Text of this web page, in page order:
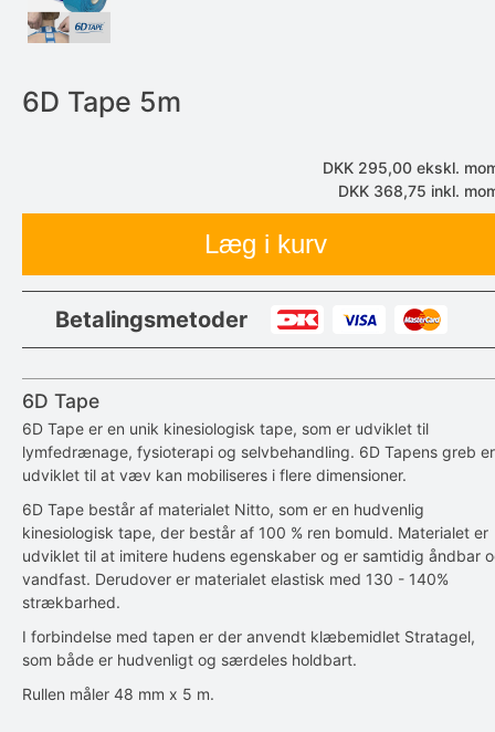
6D Tape 5m
DKK 295,00 ekskl.
DKK 368,75 inkl.
Læg i kurv
Betalingsmetoder
6D Tape
6D Tape er en unik kinesiologisk tape, som er udviklet til
lymfedrænage, fysioterapi og selvbehandling. 6D Tapens greb er
udviklet til at væv kan mobiliseres i flere dimensioner.
6D Tape består af materialet Nitto, som er en hudvenlig
kinesiologisk tape, der består af 100 % ren bomuld. Materialet er
udviklet til at imitere hudens egenskaber og er samtidig åndbar
vandfast. Derudover er materialet elastisk med 130 - 140%
strækbarhed.
I forbindelse med tapen er der anvendt klæbemidlet Stratagel,
som både er hudvenligt og særdeles holdbart.
Rullen måler 48 mm x 5 m.